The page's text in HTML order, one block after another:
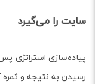
سایت را می‌گیرد
پیاده‌سازی استراتژی
رسیدن به نتیجه و